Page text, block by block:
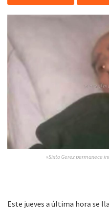
»Sixto Gerez permanece
Este jueves a última hora se